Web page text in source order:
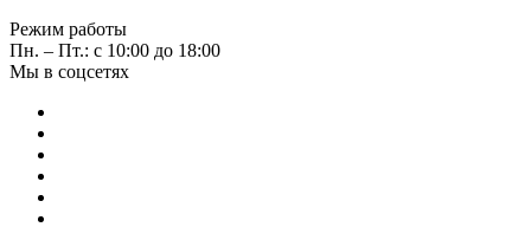
Режим работы
Пн. – Пт.: с 10:00 до 18:00
Мы в соцсетях